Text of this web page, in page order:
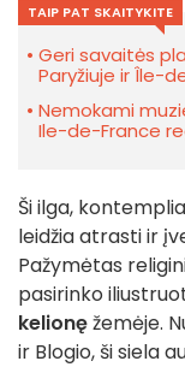
TAIP PAT SKAITYKITE
Geri savaitės
Paryžiuje ir Île-
Nemokami
Ile-de-France
Ši ilga,
leidžia atrasti ir
Pažymėtas
pasirinko
kelionęžemėje.
ir Blogio, ši siela